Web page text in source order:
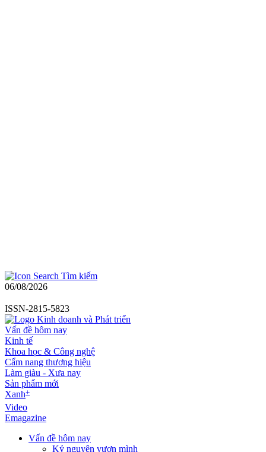
Tìm kiếm
06/08/2026
ISSN-2815-5823
Vấn đề hôm nay
Kinh tế
Khoa học & Công nghệ
Cẩm nang thương hiệu
Làm giàu - Xưa nay
Sản phẩm mới
Xanh+
Video
Emagazine
Vấn đề hôm nay
Kỷ nguyên vươn mình